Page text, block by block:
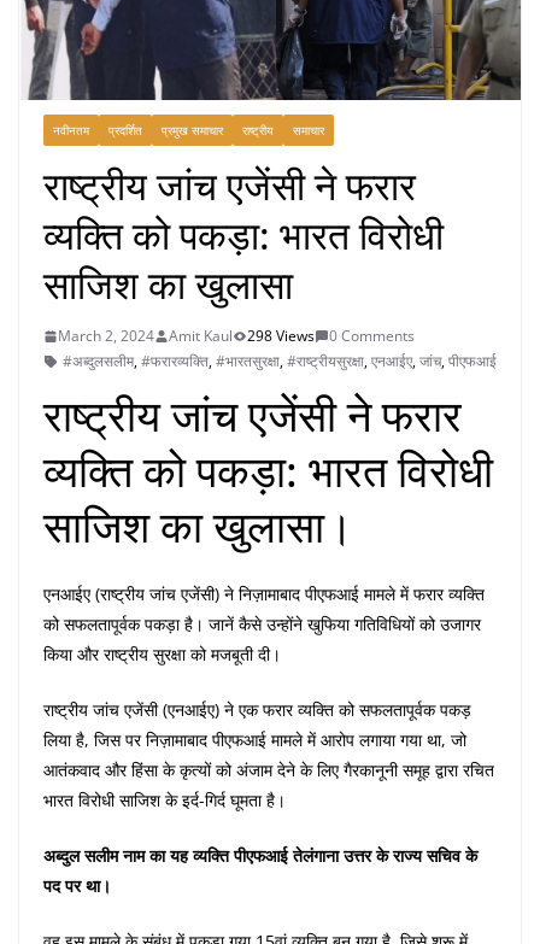
नवीनतम प्रदर्शित प्रमुख समाचार राष्ट्रीय समाचार
राष्ट्रीय जांच एजेंसी ने फरार
व्यक्ति को पकड़ा: भारत विरोधी
साजिश का खुलासा
March 2, 2024 Amit Kaul 298 Views
0 Comments
#अब्दुलसलीम,#फरारव्यक्ति,#भारतसुरक्षा,#राष्ट्रीयसुरक्षा,एनआईए,जांच,पीएफआई
राष्ट्रीय जांच एजेंसी ने फरार
व्यक्ति को पकड़ा: भारत विरोधी
साजिश का खुलासा।
एनआईए (राष्ट्रीय जांच एजेंसी) ने निज़ामाबाद पीएफआई मामले में फरार व्यक्ति
को सफलतापूर्वक पकड़ा है। जानें कैसे उन्होंने खुफिया गतिविधियों को उजागर
किया और राष्ट्रीय सुरक्षा को मजबूती दी।
राष्ट्रीय जांच एजेंसी (एनआईए) ने एक फरार व्यक्ति को सफलतापूर्वक पकड़
लिया है, जिस पर निज़ामाबाद पीएफआई मामले में आरोप लगाया गया था, जो
आतंकवाद और हिंसा के कृत्यों को अंजाम देने के लिए गैरकानूनी समूह द्वारा रचित
भारत विरोधी साजिश के इर्द-गिर्द घूमता है।
अब्दुल सलीम नाम का यह व्यक्ति पीएफआई तेलंगाना उत्तर के राज्य सचिव के
पद पर था।